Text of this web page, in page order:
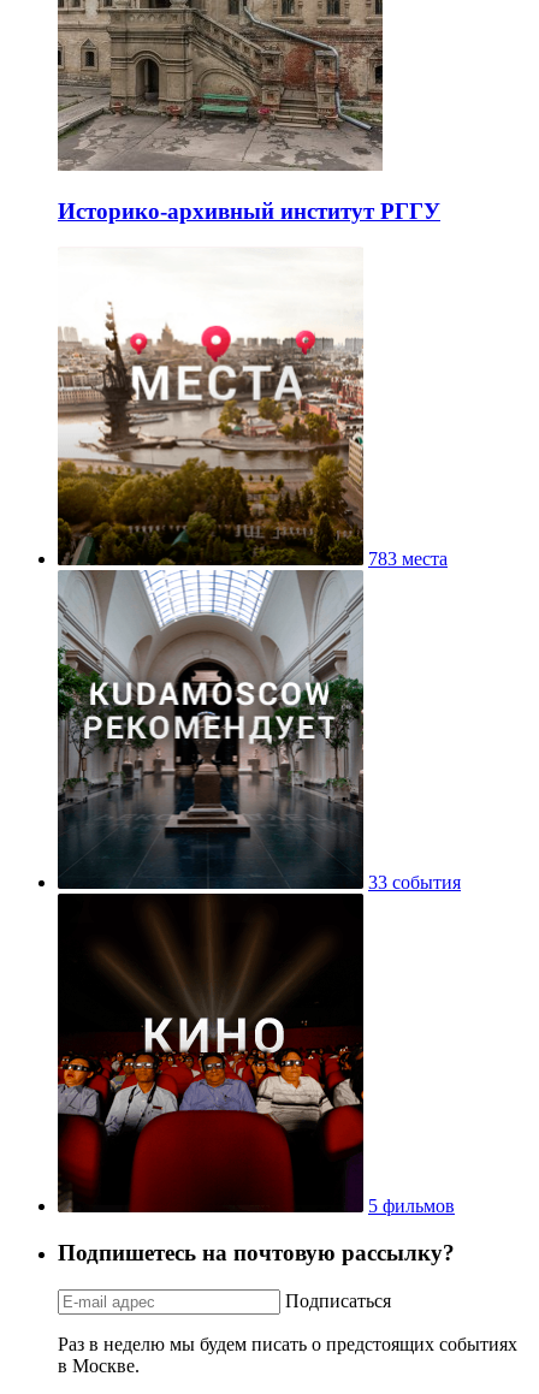
Историко-архивный институт РГГУ
783 места
33 события
5 фильмов
Подпишетесь на почтовую рассылку?
Подписаться
Раз в неделю мы будем писать о предстоящих событиях
в Москве.